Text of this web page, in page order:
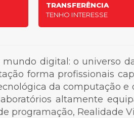
TRANSFERÊNCIA
TENHO INTERESSE
digital: o universo
forma profissionais
da computação
altamente
programação, Realidade